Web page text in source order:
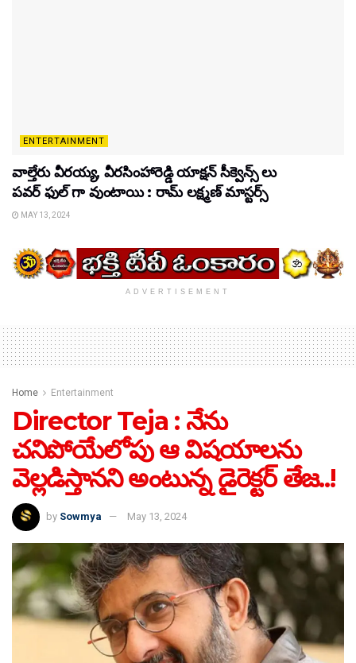
ENTERTAINMENT
వాల్తేరు వీరయ్య, వీరసింహారెడ్డి యాక్షన్ సీక్వెన్స్ లు
పవర్ ఫుల్ గా వుంటాయి : రామ్ లక్ష్మణ్ మాస్టర్స్
MAY 13, 2024
ADVERTISEMENT
Home Entertainment
Director Teja : నేను
చనిపోయేలోపు ఆ విషయాలను
వెల్లడిస్తానని అంటున్న డైరెక్టర్ తేజ..!
by Sowmya May 13, 2024